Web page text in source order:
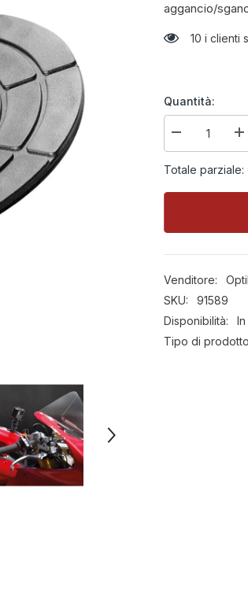
aggancio/
10 i clienti
Quantità:
Diminuire
la
per
attacco
fissaggio
la
Totale parziale:
Venditore:
SKU:
91589
Disponibilità:
Tipo di